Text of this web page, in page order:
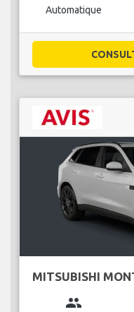
Automatique
MITSUBISHI
group